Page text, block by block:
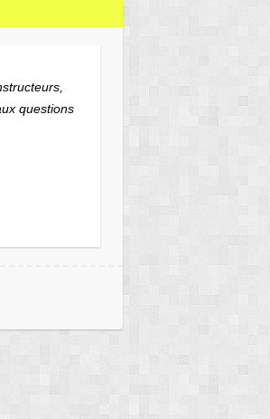
questions